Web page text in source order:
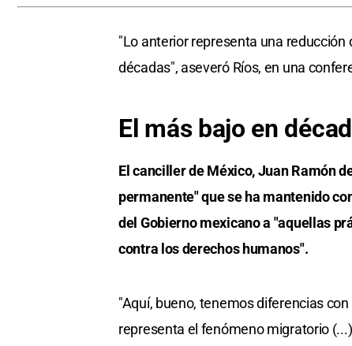
"Lo anterior representa una reducción
décadas", aseveró Ríos, en una
El más bajo en
El canciller de México, Juan Ramón
permanente" que se ha mantenido
del Gobierno mexicano a "aquellas
contra los derechos humanos".
"Aquí, bueno, tenemos diferencias
representa el fenómeno migratorio